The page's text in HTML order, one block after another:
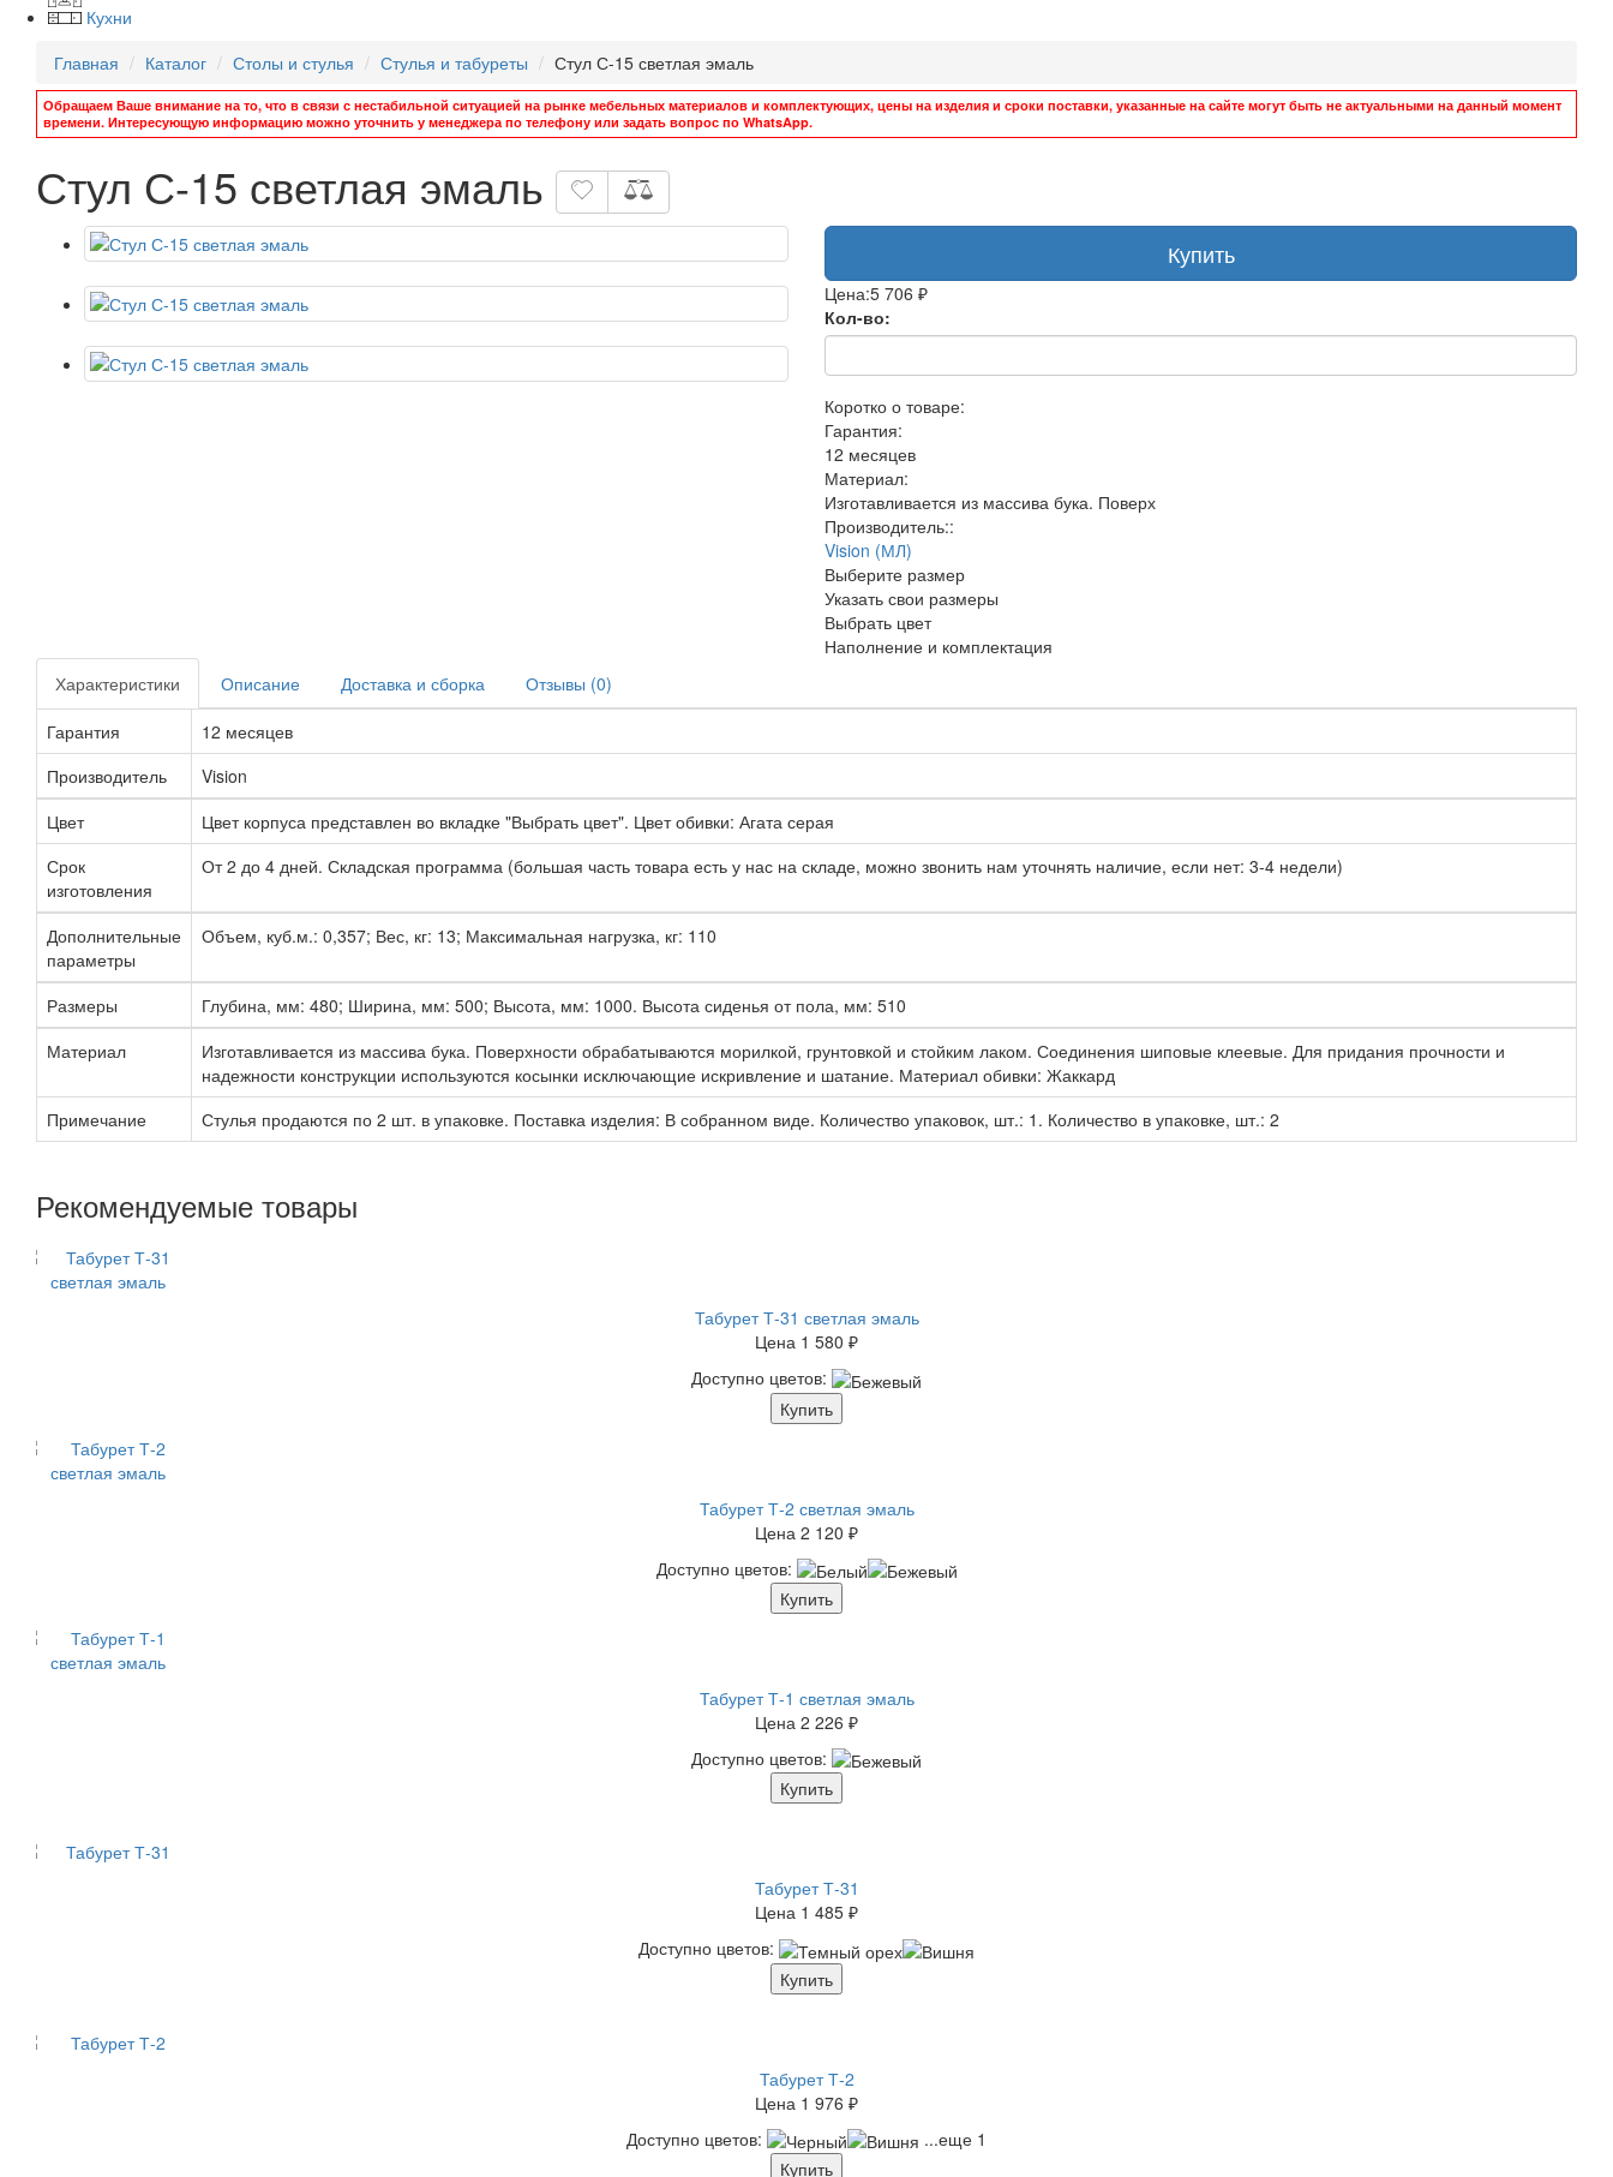
Кухни
Главная
Каталог Столы и стулья Стулья и табуреты Стул С-15 светлая эмаль
Обращаем Ваше внимание на то, что в связи с нестабильной ситуацией на рынке мебельных материалов и комплектующих, цены на изделия и сроки поставки, указанные на сайте могут быть не актуальными на данный момент
времени. Интересующую информацию можно уточнить у менеджера по телефону или задать вопрос по WhatsApp.
Стул С-15 светлая эмаль
Купить
Цена:5 706 ₽
Кол-во:
Коротко о товаре:
Гарантия:
12 месяцев
Материал:
Изготавливается из массива бука. Поверх
Производитель::
Vision (МЛ)
Выберите размер
Указать свои размеры
Выбрать цвет
Наполнение и комплектация
Характеристики
Описание Доставка и сборка
Отзывы (0)
Гарантия
12 месяцев
Производитель
Vision
Цвет
Цвет корпуса представлен во вкладке "Выбрать цвет". Цвет обивки: Агата серая
Срок
изготовления
От 2 до 4 дней. Складская программа (большая часть товара есть у нас на складе, можно звонить нам уточнять наличие, если нет: 3-4 недели)
Дополнительные
параметры
Объем, куб.м.: 0,357; Вес, кг: 13; Максимальная нагрузка, кг: 110
Размеры
Глубина, мм: 480; Ширина, мм: 500; Высота, мм: 1000. Высота сиденья от пола, мм: 510
Материал
Изготавливается из массива бука. Поверхности обрабатываются морилкой, грунтовкой и стойким лаком. Соединения шиповые клеевые. Для придания прочности и
надежности конструкции используются косынки исключающие искривление и шатание. Материал обивки: Жаккард
Примечание
Стулья продаются по 2 шт. в упаковке. Поставка изделия: В собранном виде. Количество упаковок, шт.: 1. Количество в упаковке, шт.: 2
Рекомендуемые товары
Табурет Т-31 светлая эмаль
Цена 1 580 ₽
Доступно цветов:
Купить
Табурет Т-2 светлая эмаль
Цена 2 120 ₽
Доступно цветов:
Купить
Табурет Т-1 светлая эмаль
Цена 2 226 ₽
Доступно цветов:
Купить
Табурет Т-31
Цена 1 485 ₽
Доступно цветов:
Купить
Табурет Т-2
Цена 1 976 ₽
Доступно цветов:
...еще 1
Купить